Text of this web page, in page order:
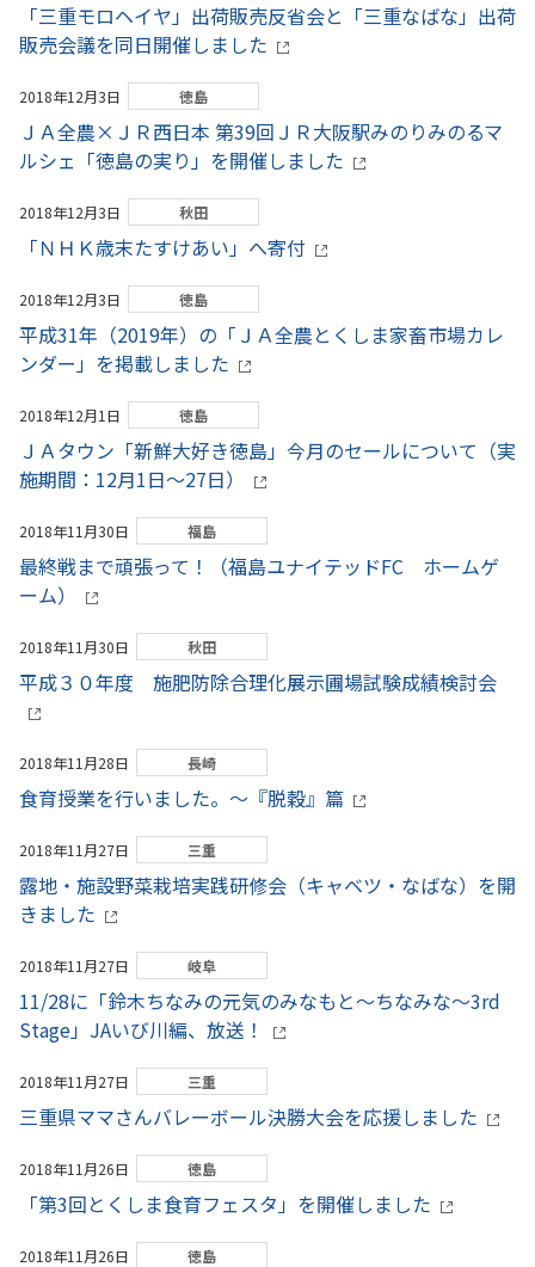
「三重モロヘイヤ」出荷販売反省会と「三重なばな」出荷
販売会議を同日開催しました
2018年12月3日 徳島
ＪＡ全農×ＪＲ西日本 第39回ＪＲ大阪駅みのりみのるマ
ルシェ「徳島の実り」を開催しました
2018年12月3日 秋田
「ＮＨＫ歳末たすけあい」へ寄付
2018年12月3日 徳島
平成31年（2019年）の「ＪＡ全農とくしま家畜市場カレ
ンダー」を掲載しました
2018年12月1日 徳島
ＪＡタウン「新鮮大好き徳島」今月のセールについて（実
施期間：12月1日～27日）
2018年11月30日 福島
最終戦まで頑張って！（福島ユナイテッドFC ホームゲ
ーム）
2018年11月30日 秋田
平成３０年度 施肥防除合理化展示圃場試験成績検討会
2018年11月28日 長崎
食育授業を行いました。～『脱穀』篇
2018年11月27日 三重
露地・施設野菜栽培実践研修会（キャベツ・なばな）を開
きました
2018年11月27日 岐阜
11/28に「鈴木ちなみの元気のみなもと～ちなみな～3rd
Stage」JAいび川編、放送！
2018年11月27日 三重
三重県ママさんバレーボール決勝大会を応援しました
2018年11月26日 徳島
「第3回とくしま食育フェスタ」を開催しました
2018年11月26日 徳島